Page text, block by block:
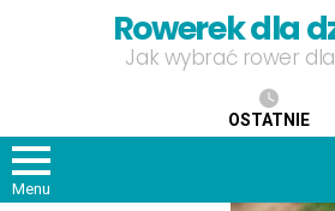
Rowerek dla
Jak wybrać rower
OSTATNIE
Menu